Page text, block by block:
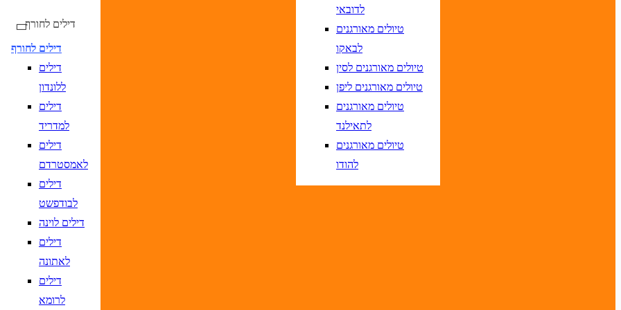
דילים לחורף
דילים לחורף
דילים
ללונדון
דילים
למדריד
דילים
לאמסטרדם
דילים
לבודפשט
דילים לוינה
דילים
לאתונה
דילים
לרומא
לדובאי
טיולים מאורגנים
לבאקו
טיולים מאורגנים לסין
טיולים מאורגנים ליפן
טיולים מאורגנים
לתאילנד
טיולים מאורגנים
להודו
טיסות ישירות בלבד טיסות אל על בלבד
הקלד יעד או עבור לכפתור הבא